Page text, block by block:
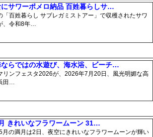
サワーポメロ納品 百姓暮らしサ…
百姓暮らし サブレガミストアー」で収穫されたサワ
、令和8年…
らではの水遊び、海水浴、ビーチ…
ンフェスタ2026が、2026年7月20日、風光明媚な高
田…
きれいなフラワームーン 31…
の満月は2日、夜空にきれいなフラワームーンが輝い